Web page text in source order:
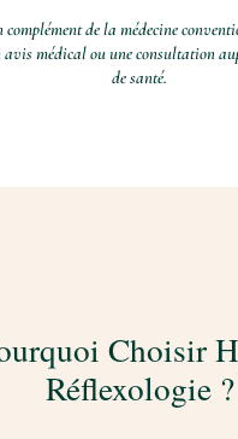
complément de la médecine
avis médical ou une consultation
de santé.
Choisir
Réflexologie ?